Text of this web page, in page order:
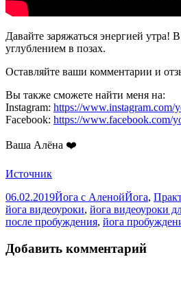
Давайте заряжаться энергией
углублением в позах.
Оставляйте ваши комментарии и
Вы также сможете найти меня на:
Instagram: https://www.instagram.com/
Facebook: https://www.facebook.com/
Ваша Алёна ❤️
Источник
Опубликовано
06.02.2019Автор
Йога с АленойРубрики
Йога,
йога видеоуроки, йога видеоуроки
после пробуждения, йога
Добавить комментарий